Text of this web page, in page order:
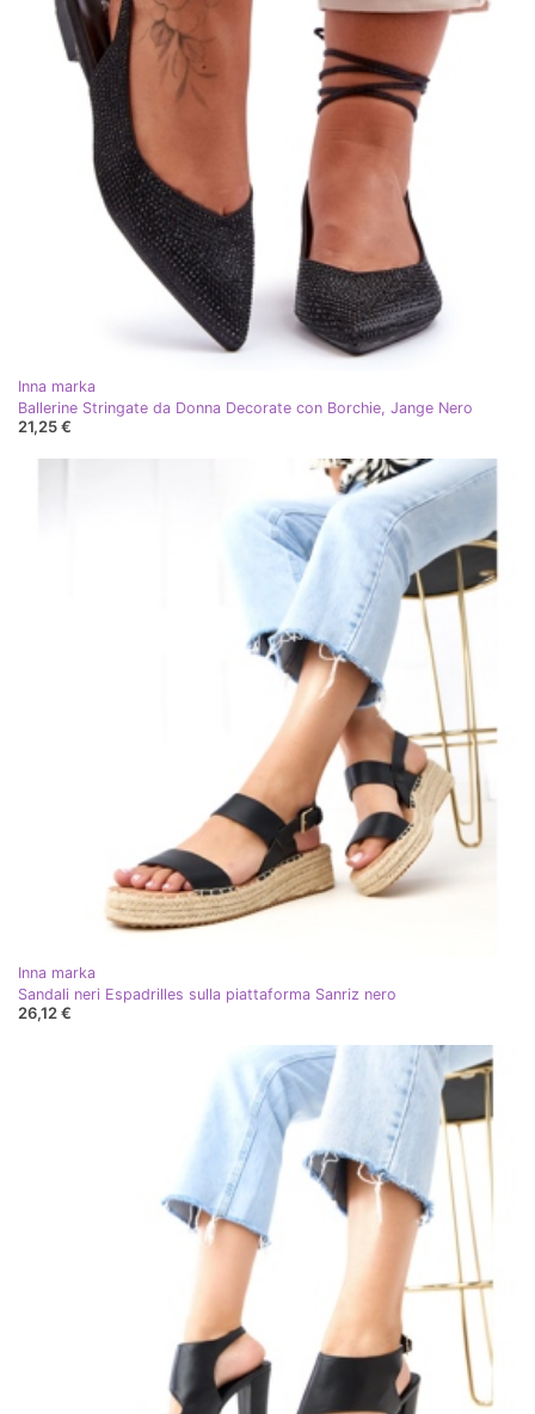
Inna marka
Ballerine Stringate da Donna Decorate con Borchie, Jange Nero
21,25 €
Inna marka
Sandali neri Espadrilles sulla piattaforma Sanriz nero
26,12 €